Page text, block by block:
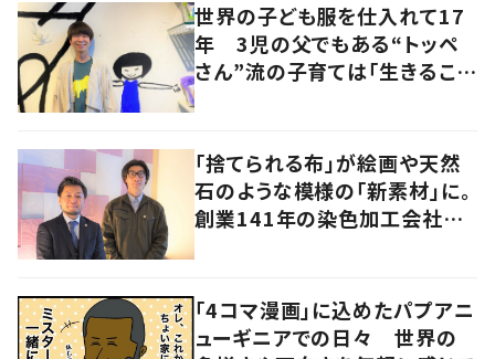
世界の子ども服を仕入れて17
年 3児の父でもある“トッペ
さん”流の子育ては「生きること
「捨てられる布」が絵画や天然
石のような模様の「新素材」に。
創業141年の染色加工会社が
「4コマ漫画」に込めたパプアニ
ューギニアでの日々 世界の